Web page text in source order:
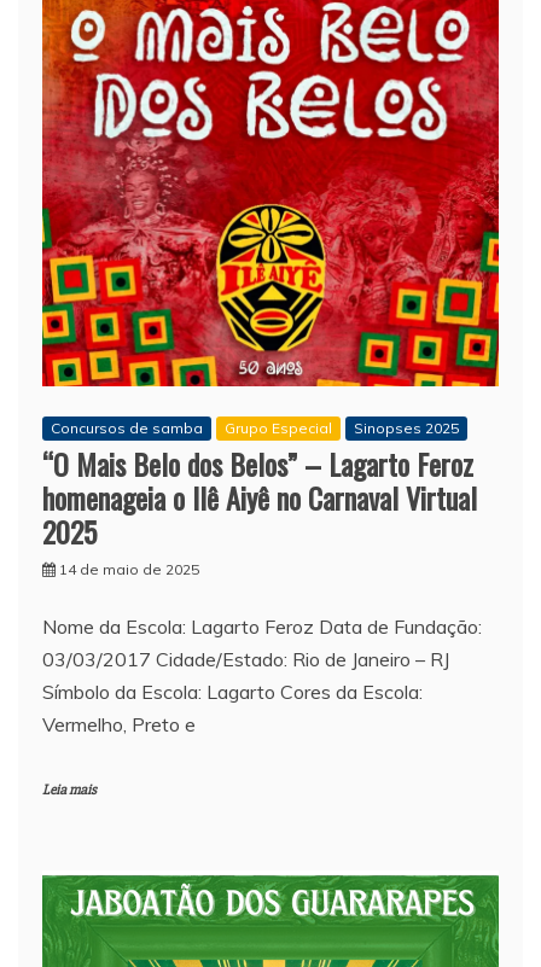
Concursos de samba Grupo Especial Sinopses 2025
“O Mais Belo dos Belos” – Lagarto Feroz
homenageia o Ilê Aiyê no Carnaval Virtual
2025
14 de maio de 2025
Nome da Escola: Lagarto Feroz Data de Fundação:
03/03/2017 Cidade/Estado: Rio de Janeiro – RJ
Símbolo da Escola: Lagarto Cores da Escola:
Vermelho, Preto e
Leia mais